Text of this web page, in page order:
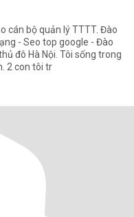
cán bộ quản lý TTTT. Đào
- Seo top google - Đào
đô Hà Nội. Tôi sống trong
2 con tôi tr